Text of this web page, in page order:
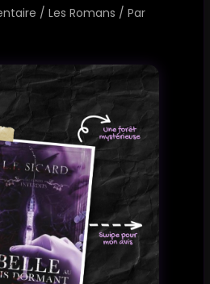
/Les Romans / Par